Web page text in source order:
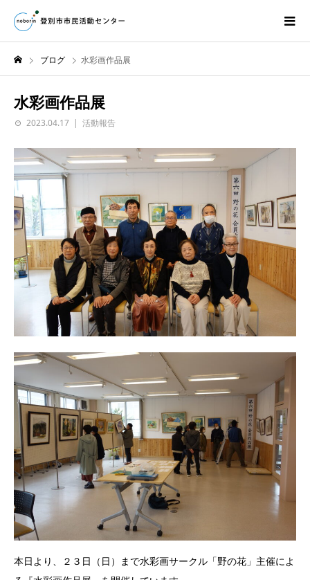
ブログ 水彩画作品展
水彩画作品展
2023.04.17 活動報告
本日より、２３日（日）まで水彩画サークル「野の花」主催によ